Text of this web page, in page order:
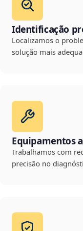
Identificação
Localizamos o
solução mais
Equipamentos
Trabalhamos com
precisão no